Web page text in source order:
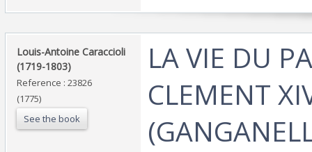
‎Louis-Antoine Caraccioli
(1719-1803)‎
Reference : 23826
(1775)
See the book
‎LA VIE DU
CLEMENT